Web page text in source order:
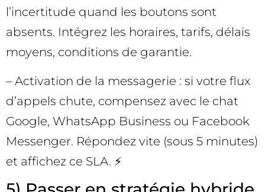
l’incertitude quand les boutons sont
absents. Intégrez les horaires, tarifs, délais
moyens, conditions de garantie.
– Activation de la messagerie : si votre flux
d’appels chute, compensez avec le chat
Google, WhatsApp Business ou Facebook
Messenger. Répondez vite (sous 5 minutes)
et affichez ce SLA. ⚡